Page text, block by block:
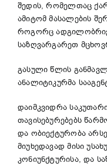
შედის, რომელთაც
ამიტომ მასალების
როგორც
საზღვარგარეთ
გასული წლის
ანალიტიკურმა
დაიმკვიდრა
თავისებურებებს
და ობიექტურობა
მიუხედავად მისი
კონიუნქტურისა, და